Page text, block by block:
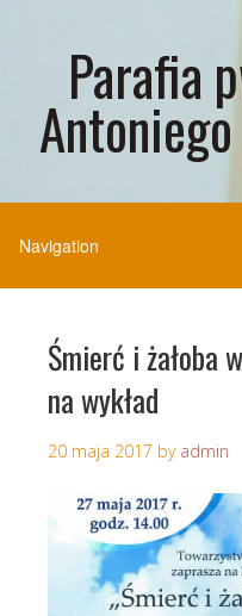
Parafia
Śmierć i żałoba
na wykład
20 maja 2017 by admin